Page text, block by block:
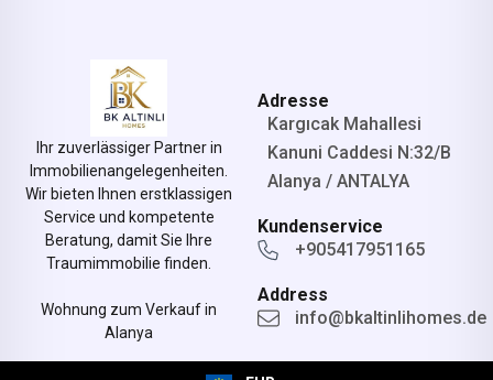
Ihr zuverlässiger Partner in
Immobilienangelegenheiten.
Wir bieten Ihnen erstklassigen
Service und kompetente
Beratung, damit Sie Ihre
Traumimmobilie finden.
Wohnung zum Verkauf in
Alanya
Adresse
Kargıcak Mahallesi
Kanuni Caddesi N:32/B
Alanya / ANTALYA
Kundenservice
+905417951165
Address
info@bkaltinlihomes.de